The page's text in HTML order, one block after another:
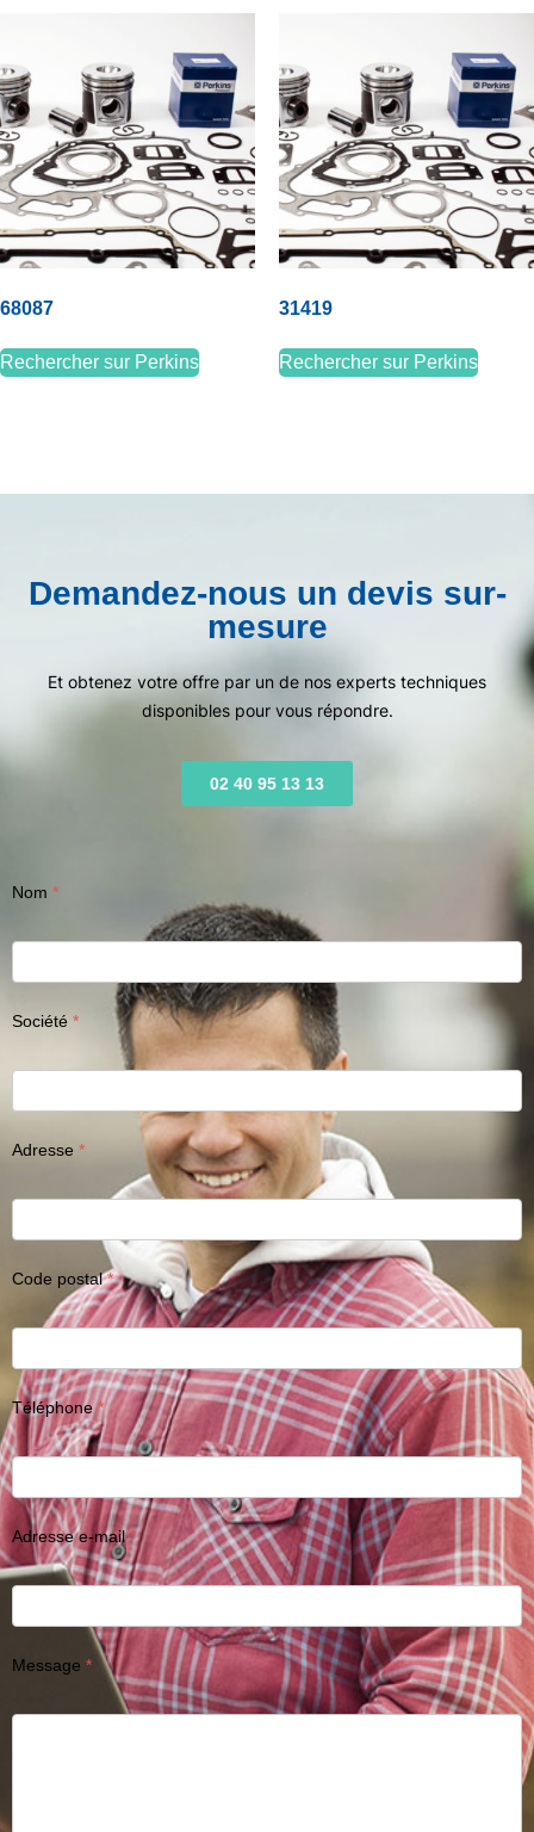
68087
Rechercher sur Perkins
31419
Rechercher sur Perkins
Demandez-nous un devis sur-
mesure
Et obtenez votre offre par un de nos experts techniques
disponibles pour vous répondre.
02 40 95 13 13
Nom
Société
Adresse
Code postal
Téléphone
Adresse e-mail
Message